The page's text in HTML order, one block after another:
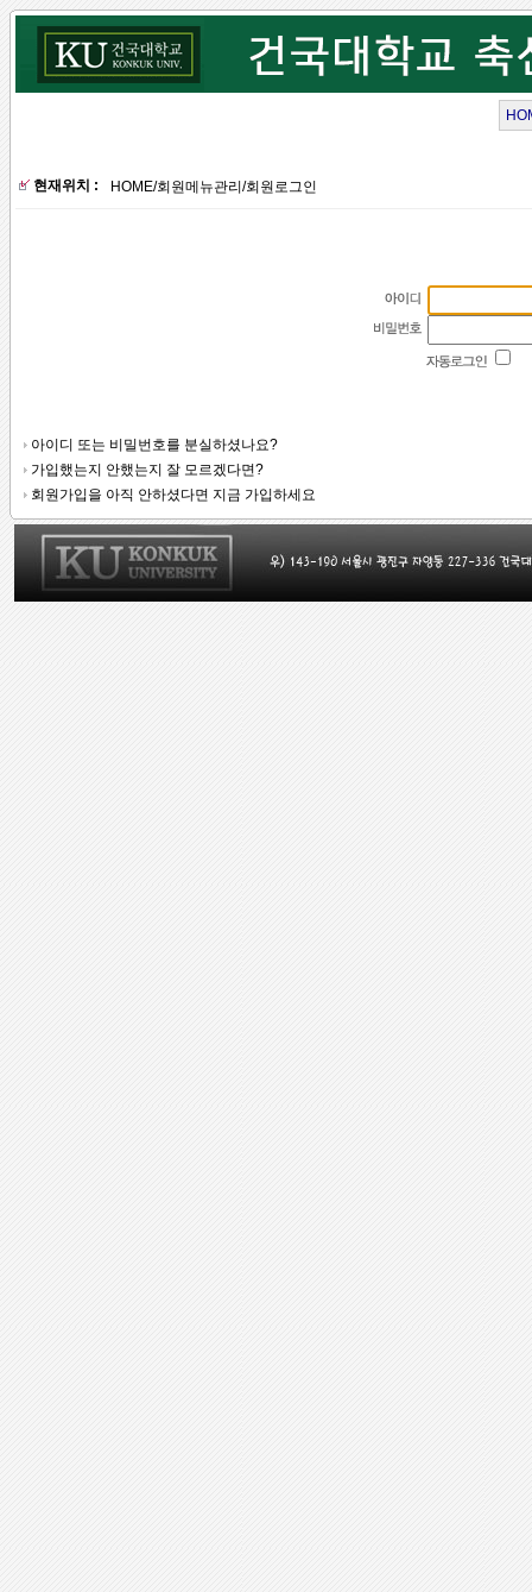
현재위치 : HOME/회원메뉴관리 /회원로그인
아이디 또는 비밀번호를 분실하셨나요?
가입했는지 안했는지 잘 모르겠다면?
회원가입을 아직 안하셨다면 지금 가입하세요